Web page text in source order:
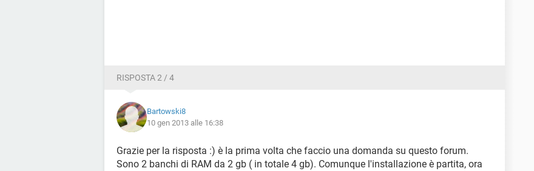
RISPOSTA 2 / 4
Bartowski8
10 gen 2013 alle 16:38
Grazie per la risposta :) è la prima volta che faccio una domanda su questo forum.
Sono 2 banchi di RAM da 2 gb ( in totale 4 gb). Comunque l'installazione è partita, ora